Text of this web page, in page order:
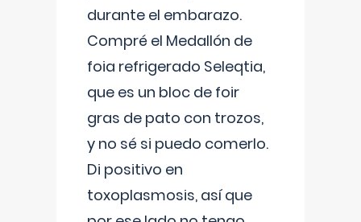
durante el embarazo.
Compré el Medallón de
foia refrigerado Seleqtia,
que es un bloc de foir
gras de pato con trozos,
y no sé si puedo comerlo.
Di positivo en
toxoplasmosis, así que